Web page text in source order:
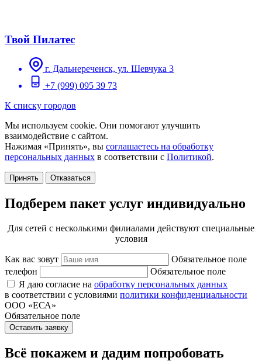
Твой Пилатес
г. Дальнереченск, ул. Шевчука 3
+7 (999) 095 39 73
К списку городов
Мы используем cookie. Они помогают улучшить
взаимодействие с сайтом.
Нажимая «Принять», вы соглашаетесь на обработку
персональных данных в соответствии с Политикой.
Принять Отказаться
Подберем пакет услуг индивидуально
Для сетей с несколькими филиалами действуют специальные
условия
Как вас зовут
Обязательное поле
телефон
Обязательное поле
Я даю согласие на обработку персональных данных
в соответствии с условиями политики конфиденциальности
ООО «ЕСА»
Обязательное поле
Оставить заявку
Всё покажем и дадим попробовать